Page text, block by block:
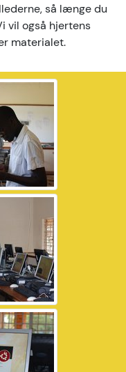
så længe du
vil også hjertens
materialet.